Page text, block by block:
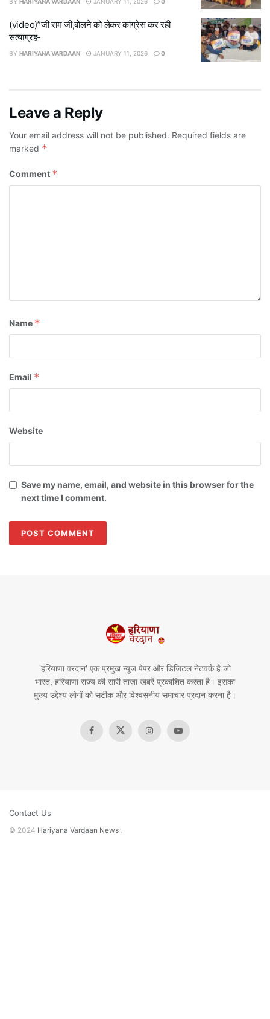
(video)”जी राम जी,बोलने को लेकर कांग्रेस कर रही
सत्याग्रह-
BY HARIYANA VARDAAN JANUARY 11, 2026 0
Leave a Reply
Your email address will not be published. Required fields are
marked *
Comment *
Name *
Email *
Website
Save my name, email, and website in this browser for the
next time I comment.
'हरियाणा वरदान' एक प्रमुख न्यूज पेपर और डिजिटल नेटवर्क है जो
भारत, हरियाणा राज्य की सारी ताज़ा खबरें प्रकाशित करता है। इसका
मुख्य उद्देश्य लोगों को सटीक और विश्वसनीय समाचार प्रदान करना है।
Contact Us
© 2024 Hariyana Vardaan News .